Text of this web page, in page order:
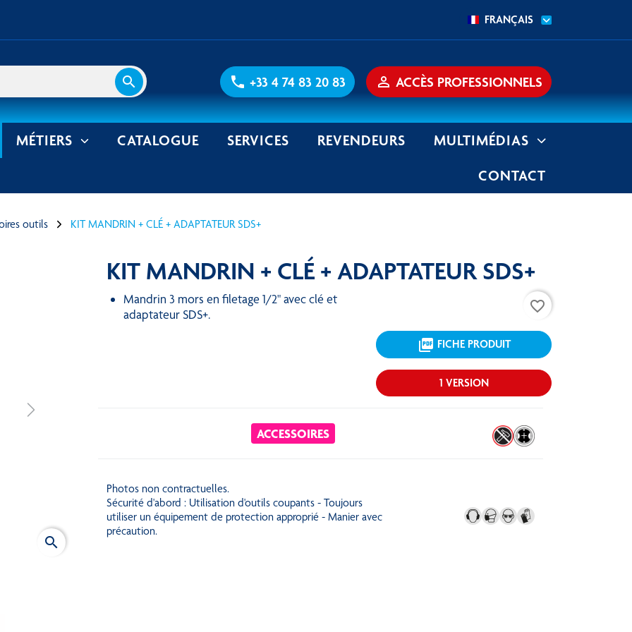
FRANÇAIS
search phone +33 4 74 83 20 83 person_outline ACCÈS PROFESSIONNELS
MÉTIERS CATALOGUE SERVICES REVENDEURS
MULTIMÉDIAS
CONTACT
outils KIT MANDRIN + CLÉ + ADAPTATEUR SDS+
Next
search
KIT MANDRIN + CLÉ + ADAPTATEUR SDS+
Mandrin 3 mors en filetage 1/2" avec clé et
adaptateur SDS+.
favorite_border
picture_as_pdf FICHE PRODUIT
1 VERSION
ACCESSOIRES
Photos non contractuelles.
Sécurité d'abord : Utilisation d'outils coupants - Toujours
utiliser un équipement de protection approprié - Manier avec
précaution.